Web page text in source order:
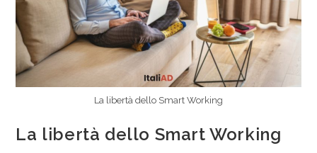
La libertà dello Smart Working
La libertà dello Smart Working